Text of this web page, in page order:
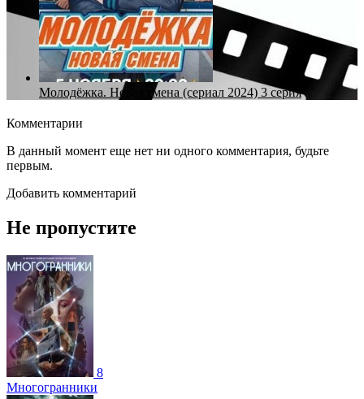
Молодёжка. Новая смена (сериал 2024) 3 серия
Комментарии
В данный момент еще нет ни одного комментария, будьте
первым.
Добавить комментарий
Не пропустите
8
Многогранники